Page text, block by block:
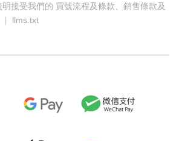
接受我們的 買號流程及條款
銷售條款及
llms.txt